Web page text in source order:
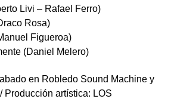
Livi – Rafael Ferro)
Rosa)
Figueroa)
(Daniel Melero)
en Robledo Sound Machine y
Producción artística: LOS